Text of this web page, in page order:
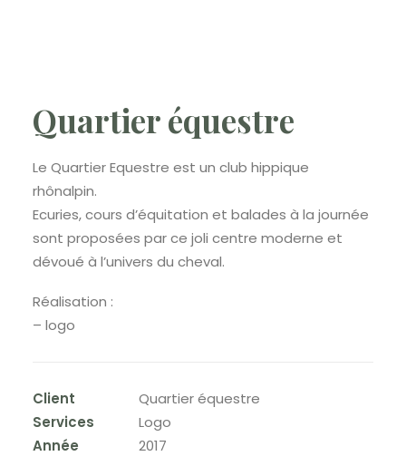
Quartier équestre
Le Quartier Equestre est un club hippique
rhônalpin.
Ecuries, cours d’équitation et balades à la journée
sont proposées par ce joli centre moderne et
dévoué à l’univers du cheval.
Réalisation :
– logo
Client
Quartier équestre
Services
Logo
Année
2017